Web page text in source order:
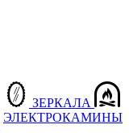
ЗЕРКАЛА
ЭЛЕКТРОКАМИНЫ